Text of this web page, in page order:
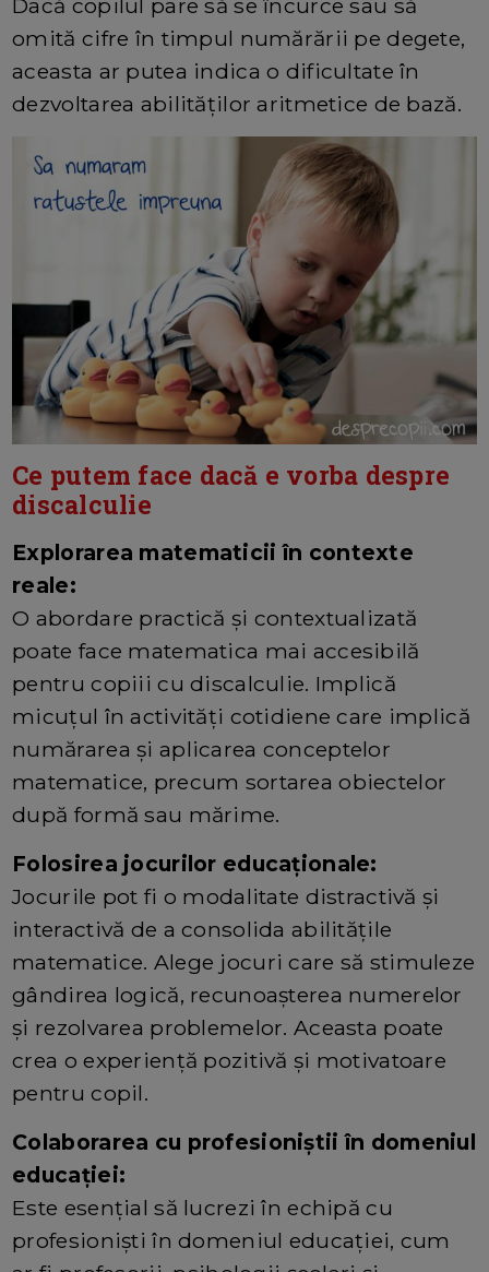
Dacă copilul pare să se încurce sau să
omită cifre în timpul numărării pe degete,
aceasta ar putea indica o dificultate în
dezvoltarea abilităților aritmetice de bază.
Ce putem face dacă e vorba despre
discalculie
Explorarea matematicii în contexte
reale:
O abordare practică și contextualizată
poate face matematica mai accesibilă
pentru copiii cu discalculie. Implică
micuțul în activități cotidiene care implică
numărarea și aplicarea conceptelor
matematice, precum sortarea obiectelor
după formă sau mărime.
Folosirea jocurilor educaționale:
Jocurile pot fi o modalitate distractivă și
interactivă de a consolida abilitățile
matematice. Alege jocuri care să stimuleze
gândirea logică, recunoașterea numerelor
și rezolvarea problemelor. Aceasta poate
crea o experiență pozitivă și motivatoare
pentru copil.
Colaborarea cu profesioniștii în domeniul
educației:
Este esențial să lucrezi în echipă cu
profesioniști în domeniul educației, cum